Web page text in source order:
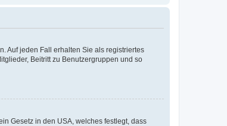
Auf jeden Fall erhalten Sie als registriertes
Beitritt zu Benutzergruppen und so
Gesetz in den USA, welches festlegt, dass